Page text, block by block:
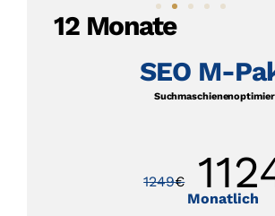
12 Monate
SEO M-Paket
Suchmaschienenoptimierung
€ 1124€
Monatlich